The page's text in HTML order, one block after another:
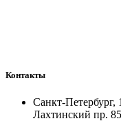
Контакты
Санкт-Петербург,
Лахтинский пр.